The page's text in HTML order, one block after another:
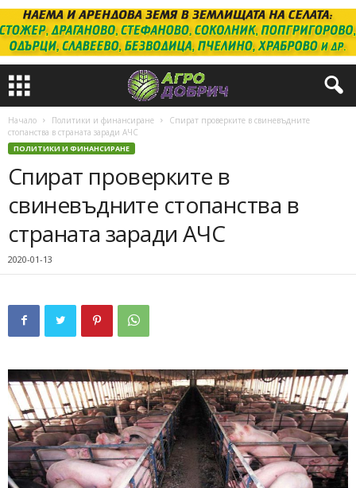
Начало Политики и финансиране
Спират проверките в свиневъдните
стопанства в страната заради АЧС
ПОЛИТИКИ И ФИНАНСИРАНЕ
Спират проверките в
свиневъдните стопанства в
страната заради АЧС
2020-01-13